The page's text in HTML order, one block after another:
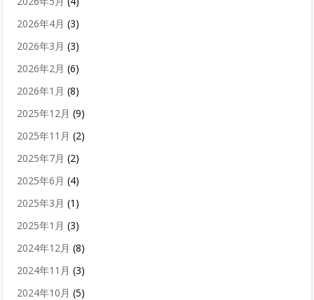
2026年4月 (3)
2026年3月 (3)
2026年2月 (6)
2026年1月 (8)
2025年12月 (9)
2025年11月 (2)
2025年7月 (2)
2025年6月 (4)
2025年3月 (1)
2025年1月 (3)
2024年12月 (8)
2024年11月 (3)
2024年10月 (5)